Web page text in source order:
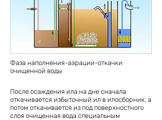
Фаза наполнения-аэрации-откачки
очищенной воды
После осаждения ила на дне сначала
откачивается избыточный ил в илосборник, а
потом откачивается из под поверхностного
слоя очищенная вода специальным